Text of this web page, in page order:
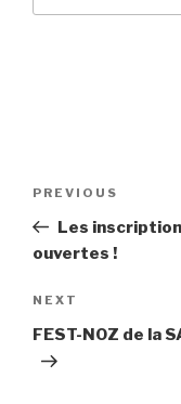
Previous
Post
PREVIOUS
Les
ouvertes !
Next
Post
NEXT
FEST-NOZ de la